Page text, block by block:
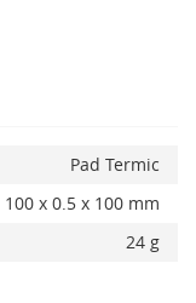
Pad Termic
100 x 0.5 x 100 mm
24 g